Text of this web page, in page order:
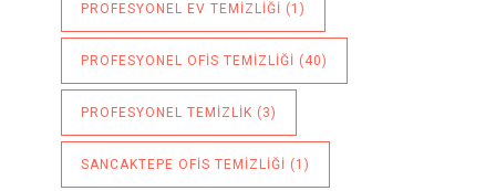
PROFESYONEL EV TEMIZLIĞI (1)
PROFESYONEL OFIS TEMIZLIĞI (40)
PROFESYONEL TEMIZLIK (3)
SANCAKTEPE OFIS TEMIZLIĞI (1)